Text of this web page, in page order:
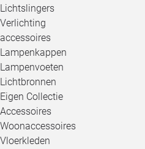
Lichtslingers
Verlichting
accessoires
Lampenkappen
Lampenvoeten
Lichtbronnen
Eigen Collectie
Accessoires
Woonaccessoires
Vloerkleden